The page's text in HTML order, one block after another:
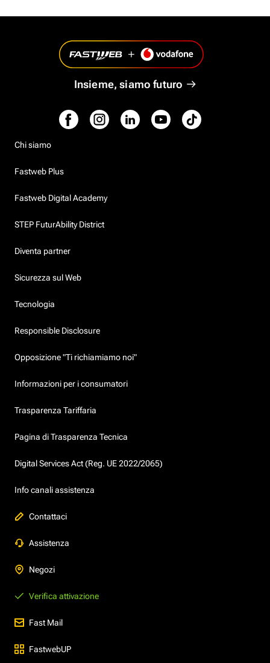
Insieme, siamo futuro
Chi siamo
Fastweb Plus
Fastweb Digital Academy
STEP FuturAbility District
Diventa partner
Sicurezza sul Web
Tecnologia
Responsible Disclosure
Opposizione "Ti richiamiamo noi"
Informazioni per i consumatori
Trasparenza Tariffaria
Pagina di Trasparenza Tecnica
Digital Services Act (Reg. UE 2022/2065)
Info canali assistenza
Contattaci
Assistenza
Negozi
Verifica attivazione
Fast Mail
FastwebUP